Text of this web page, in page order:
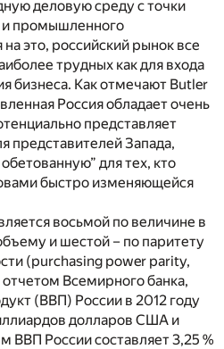
деловую среду с точки
и промышленного
это, российский рынок все
трудных как для входа
бизнеса. Как отмечают Butler
Россия обладает очень
представляет
представителей Запада,
для тех, кто
быстро изменяющейся
восьмой по величине в
и шестой – по паритету
(purchasing power parity,
отчетом Всемирного банка,
(ВВП) России в 2012 году
долларов США и
ВВП России составляет 3,25 %